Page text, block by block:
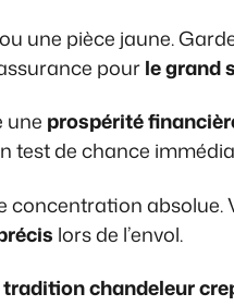
une pièce jaune.
pourle grand
une prospérité
test de chance
concentration
lors de l’envol.
tradition chandeleur